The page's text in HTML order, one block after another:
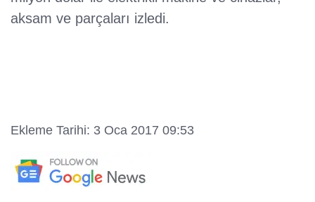
aksam ve parçaları izledi.
Ekleme Tarihi: 3 Oca 2017 09:53